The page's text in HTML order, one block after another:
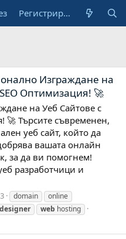
Регистрирай се
Изграждане на
Оптимизация! 🚀
на Уеб Сайтове с
🚀 Търсите съвременен,
уеб сайт, който да
вашата онлайн
за да ви помогнем!
разработчици и
domain
online
designer web hosting